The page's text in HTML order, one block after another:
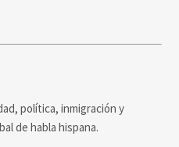
política, inmigración y
de habla hispana.